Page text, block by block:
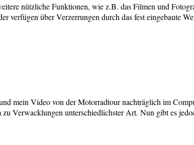
nützliche Funktionen, wie z.B. das Filmen und
über Verzerrungen durch das fest eingebaute
mein Video von der Motorradtour nachträglich im
Verwacklungen unterschiedlichster Art. Nun gibt es